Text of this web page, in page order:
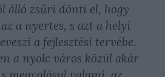
álló zsűri dönti el, hogy
a nyertes, s azt a helyi
a fejlesztési tervébe.
a nyolc város közül akár